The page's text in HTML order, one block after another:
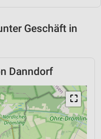
Geschäft in
Danndorf
⛶